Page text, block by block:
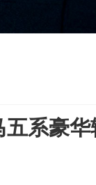
系豪